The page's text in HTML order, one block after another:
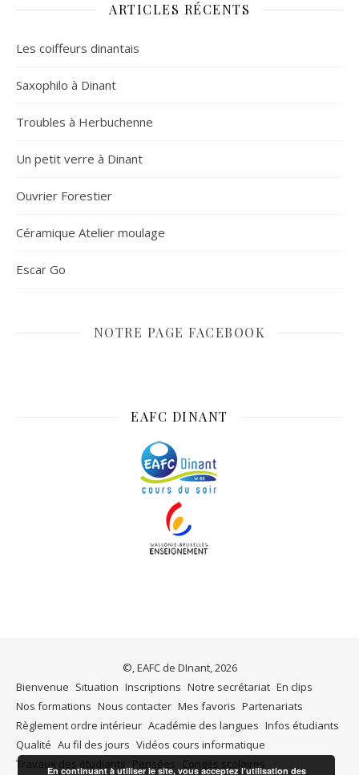
ARTICLES RÉCENTS
Les coiffeurs dinantais
Saxophilo à Dinant
Troubles à Herbuchenne
Un petit verre à Dinant
Ouvrier Forestier
Céramique Atelier moulage
Escar Go
NOTRE PAGE FACEBOOK
EAFC DINANT
©, EAFC de DInant, 2026
Bienvenue Situation Inscriptions Notre secrétariat En clips
Nos formations Nous contacter Mes favoris Partenariats
Règlement ordre intérieur Académie des langues Infos étudiants
Qualité Au fil des jours Vidéos cours informatique
Travaux des étudiants Pensées Congés scolaires
En continuant à utiliser le site, vous acceptez l’utilisation des